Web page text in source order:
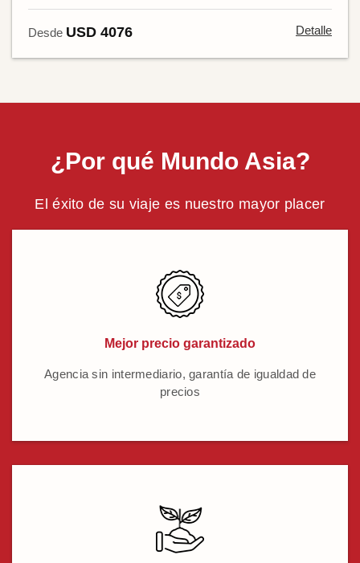
Desde USD 4076 Detalle
¿Por qué Mundo Asia?
El éxito de su viaje es nuestro mayor placer
Mejor precio garantizado
Agencia sin intermediario, garantía de igualdad de
precios